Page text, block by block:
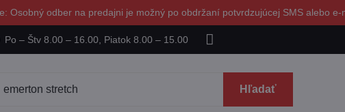
Osobný odber na predajni je možný po obdržaní potvrdzujúcej SMS alebo e-
Po – Štv 8.00 – 16.00, Piatok 8.00 – 15.00
Hľadať